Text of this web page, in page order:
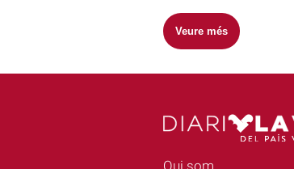
Veure més
Qui som